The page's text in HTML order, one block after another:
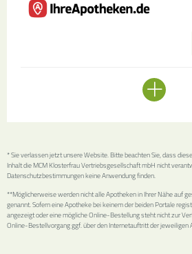
* Sie verlassen jetzt unsere Website. Bitte beachten Sie, dass
Inhalt die MCM Klosterfrau Vertriebsgesellschaft mbH nicht
Datenschutzbestimmungen keine Anwendung finden.
**Möglicherweise werden nicht alle Apotheken in Ihrer Nähe auf
genannt. Sofern eine Apotheke bei keinem der beiden Portale
angezeigt oder eine mögliche Online-Bestellung steht nicht zur
Online-Bestellvorgang ggf. über den Internetauftritt der jeweiligen